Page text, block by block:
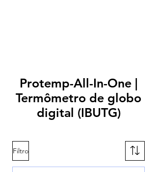
Protemp-All-In-One |
Termômetro de globo
digital (IBUTG)
Filtro